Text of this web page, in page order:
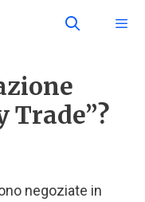
Trade”?
negoziate in